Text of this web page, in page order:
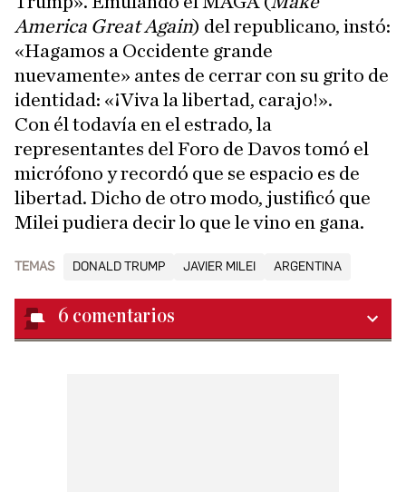
America Great Again) del republicano, instó:
«Hagamos a Occidente grande
nuevamente» antes de cerrar con su grito de
identidad: «¡Viva la libertad, carajo!».
Con él todavía en el estrado, la
representantes del Foro de Davos tomó el
micrófono y recordó que se espacio es de
libertad. Dicho de otro modo, justificó que
Milei pudiera decir lo que le vino en gana.
TEMAS DONALD TRUMP JAVIER MILEI ARGENTINA
6 comentarios